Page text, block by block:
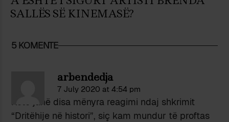
SALLËS SË KINEMASË?
5 KOMENTE
arbendedja
7 July 2020 at 4:54 pm
Këto janë disa mënyra reagimi ndaj shkrimit
“Dritëhije në histori”, siç kam mundur të proftas